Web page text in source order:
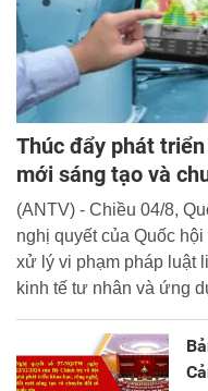
Thúc đẩy phát
mới sáng tạo và
(ANTV) - Chiều 04/8,
nghị quyết của Quốc
xử lý vi phạm pháp luật
kinh tế tư nhân và ứng